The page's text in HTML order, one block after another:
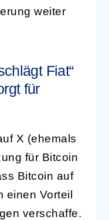
weiter
Fiat“
für
X (ehemals
für Bitcoin
Bitcoin auf
einen Vorteil
verschaffe.